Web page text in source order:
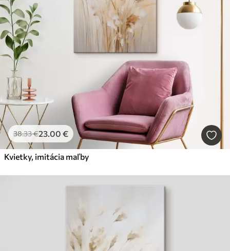
38.33€23.00 €
Kvietky, imitácia maľby